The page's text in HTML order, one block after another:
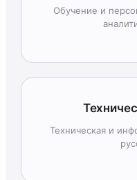
Обучение и
Техническая и